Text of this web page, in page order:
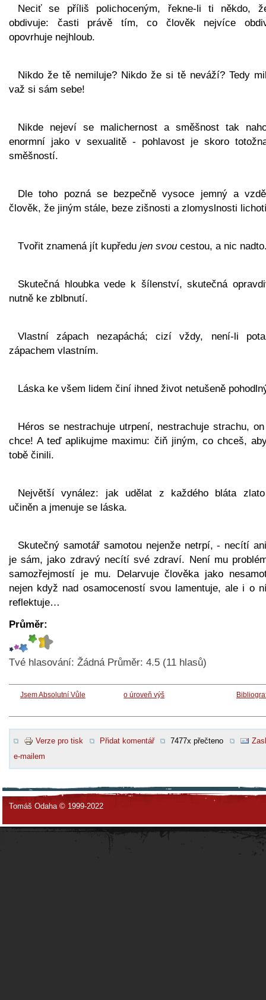
Neciť se příliš polichoceným, řekne-li ti někdo,
obdivuje: časti právě tím, co člověk nejvíce
opovrhuje nejhloub.
Nikdo že tě nemiluje? Nikdo že si tě neváží? Tedy
važ si sám sebe!
Nikde nejeví se malichernost a směšnost tak
enormní jako v sexualitě - pohlavost je skoro
směšností.
Dle toho pozná se bezpečně vysoce jemný a
člověk, že jiným stále, beze zišnosti a zlomyslnosti
Tvořit znamená jít kupředu jen svou cestou, a nic
Skutečná hloubka vede k šílenství, skutečná
nutně ke zblbnutí.
Vlastní zápach nezapáchá; cizí vždy, není-li
zápachem vlastním.
Láska ke všem lidem činí ihned život netušeně
Héros se nestrachuje utrpení, nestrachuje strachu,
chce! A teď aplikujme maximu: čiň jiným, co chceš,
tobě činili.
Největší vynález: jak udělat z každého bláta
učiněn a jmenuje se láska.
Skutečný samotář samotou nejenže netrpí, - necítí
je sám, jako zdravý necítí své zdraví. Není mu
samozřejmostí je mu. Delarvuje člověka jako
nejen když nad osamoceností svou lamentuje, ale i o
reflektuje…
Průměr:
Tvé hlasování: Žádná Průměr: 4.5 (11 hlasů)
Jsem Absolutní Vůle o úroveň výš
Verze pro tisk Přidat komentář 7477x přečteno
e-mailem
Tomáš Odaha © 1999-2022